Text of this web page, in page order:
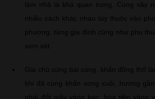
làm nhà là khá quan trọng. Cúng xây
nhiều cách khác nhau tùy thuộc vào
phương, từng gia đình cũng như phụ
xem xét.
Gia chủ cúng bài cúng, khấn động thổ
khi đã cúng khấn xong xuôi, hương
phải đốt giấy vàng bạc, hóa tiền vàng